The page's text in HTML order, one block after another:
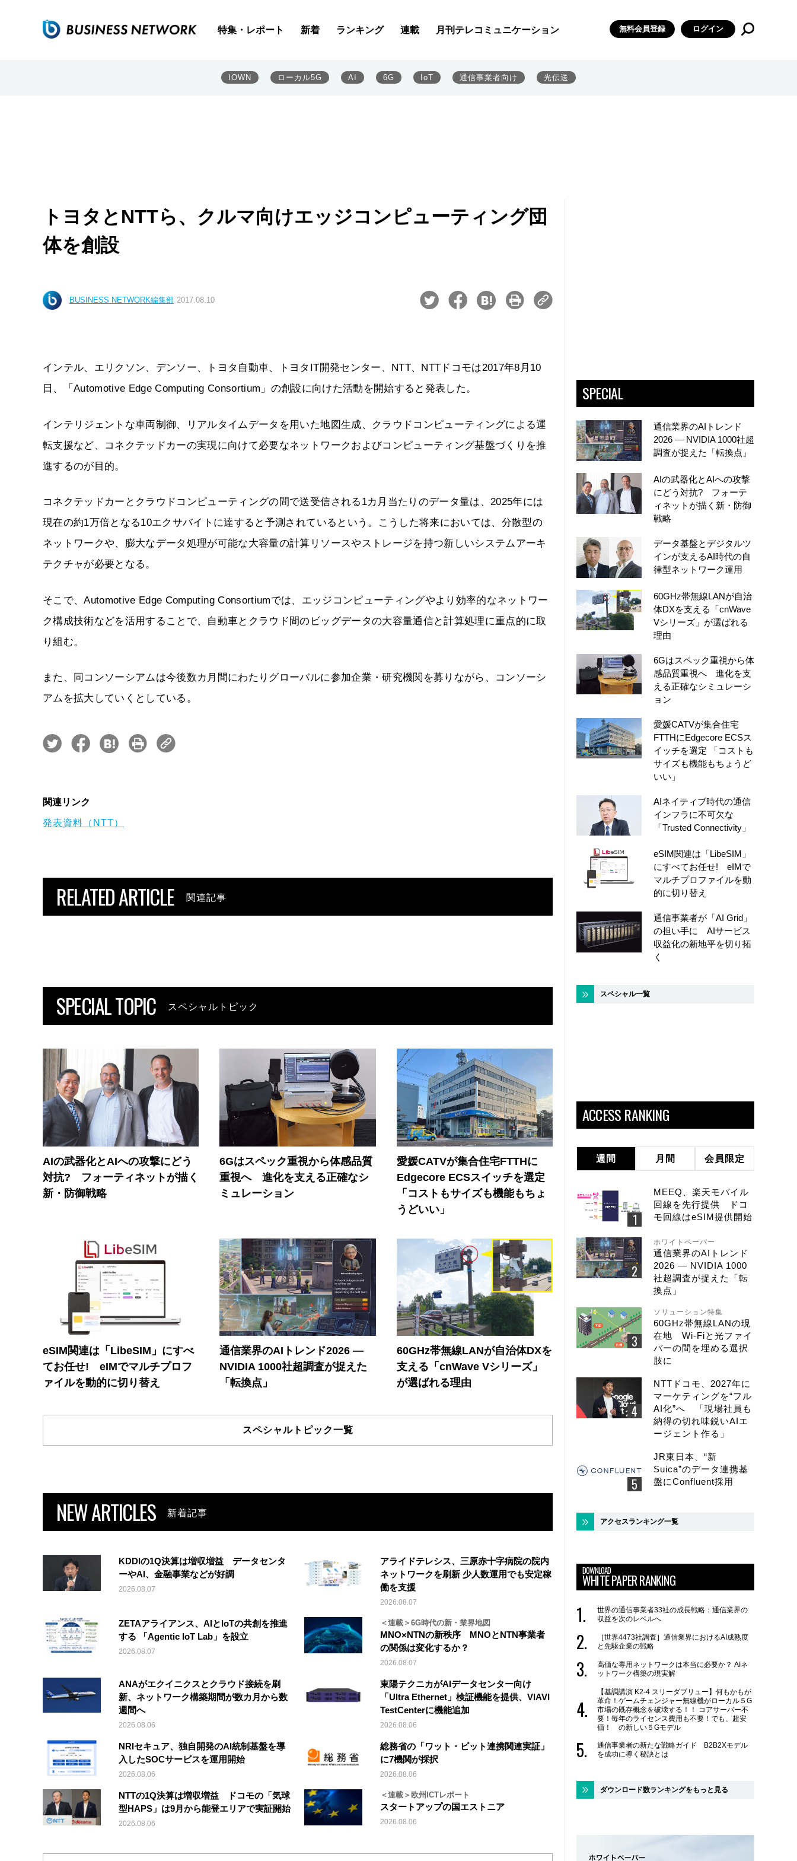
特集・レポート 新着 ランキング 連載 月刊テレコミュニケーション 無料会員登録 ログイン
IOWN ローカル5G AI 6G IoT 通信事業者向け 光伝送
トヨタとNTTら、クルマ向けエッジコンピューティング団
体を創設
BUSINESS NETWORK編集部 2017.08.10
インテル、エリクソン、デンソー、トヨタ自動車、トヨタIT開発センター、NTT、NTTドコモは2017年8月10
日、「Automotive Edge Computing Consortium」の創設に向けた活動を開始すると発表した。
インテリジェントな車両制御、リアルタイムデータを用いた地図生成、クラウドコンピューティングによる運
転支援など、コネクテッドカーの実現に向けて必要なネットワークおよびコンピューティング基盤づくりを推
進するのが目的。
コネクテッドカーとクラウドコンピューティングの間で送受信される1カ月当たりのデータ量は、2025年には
現在の約1万倍となる10エクサバイトに達すると予測されているという。こうした将来においては、分散型の
ネットワークや、膨大なデータ処理が可能な大容量の計算リソースやストレージを持つ新しいシステムアーキ
テクチャが必要となる。
そこで、Automotive Edge Computing Consortiumでは、エッジコンピューティングやより効率的なネットワー
ク構成技術などを活用することで、自動車とクラウド間のビッグデータの大容量通信と計算処理に重点的に取
り組む。
また、同コンソーシアムは今後数カ月間にわたりグローバルに参加企業・研究機関を募りながら、コンソーシ
アムを拡大していくとしている。
関連リンク
発表資料（NTT）
RELATED ARTICLE 関連記事
SPECIAL TOPIC スペシャルトピック
AIの武器化とAIへの攻撃にどう
対抗? フォーティネットが描く
新・防御戦略
6Gはスペック重視から体感品質
重視へ 進化を支える正確なシ
ミュレーション
愛媛CATVが集合住宅FTTHに
Edgecore ECSスイッチを選定
「コストもサイズも機能もちょ
うどいい」
eSIM関連は「LibeSIM」にすべ
てお任せ! eIMでマルチプロフ
ァイルを動的に切り替え
通信業界のAIトレンド2026 ―
NVIDIA 1000社超調査が捉えた
「転換点」
60GHz帯無線LANが自治体DXを
支える「cnWave Vシリーズ」
が選ばれる理由
スペシャルトピック一覧
NEW ARTICLES 新着記事
KDDIの1Q決算は増収増益 データセンタ
ーやAI、金融事業などが好調
2026.08.07
アライドテレシス、三原赤十字病院の院内
ネットワークを刷新 少人数運用でも安定稼
働を支援
2026.08.07
ZETAアライアンス、AIとIoTの共創を推進
する 「Agentic IoT Lab」を設立
2026.08.07
＜連載＞6G時代の新・業界地図
MNO×NTNの新秩序 MNOとNTN事業者
の関係は変化するか？
2026.08.07
ANAがエクイニクスとクラウド接続を刷
新、ネットワーク構築期間が数カ月から数
週間へ
2026.08.06
東陽テクニカがAIデータセンター向け
「Ultra Ethernet」検証機能を提供、VIAVI
TestCenterに機能追加
2026.08.06
NRIセキュア、独自開発のAI統制基盤を導
入したSOCサービスを運用開始
2026.08.06
総務省の「ワット・ビット連携関連実証」
に7機関が採択
2026.08.06
NTTの1Q決算は増収増益 ドコモの「気球
型HAPS」は9月から能登エリアで実証開始
2026.08.06
＜連載＞欧州ICTレポート
スタートアップの国エストニア
2026.08.06
SPECIAL
通信業界のAIトレンド
2026 ― NVIDIA 1000社超
調査が捉えた「転換点」
AIの武器化とAIへの攻撃
にどう対抗? フォーテ
ィネットが描く新・防御
戦略
データ基盤とデジタルツ
インが支えるAI時代の自
律型ネットワーク運用
60GHz帯無線LANが自治
体DXを支える「cnWave
Vシリーズ」が選ばれる
理由
6Gはスペック重視から体
感品質重視へ 進化を支
える正確なシミュレーシ
ョン
愛媛CATVが集合住宅
FTTHにEdgecore ECSス
イッチを選定 「コストも
サイズも機能もちょうど
いい」
AIネイティブ時代の通信
インフラに不可欠な
「Trusted Connectivity」
eSIM関連は「LibeSIM」
にすべてお任せ! eIMで
マルチプロファイルを動
的に切り替え
通信事業者が「AI Grid」
の担い手に AIサービス
収益化の新地平を切り拓
く
スペシャル一覧
ACCESS RANKING
週間 月間 会員限定
MEEQ、楽天モバイル
回線を先行提供 ドコ
モ回線はeSIM提供開始
ホワイトペーパー
通信業界のAIトレンド
2026 ― NVIDIA 1000
社超調査が捉えた「転
換点」
ソリューション特集
60GHz帯無線LANの現
在地 Wi-Fiと光ファイ
バーの間を埋める選択
肢に
NTTドコモ、2027年に
マーケティングを“フル
AI化”へ 「現場社員も
納得の切れ味鋭いAIエ
ージェント作る」
JR東日本、“新
Suica”のデータ連携基
盤にConfluent採用
アクセスランキング一覧
DOWNLOAD
WHITE PAPER RANKING
世界の通信事業者33社の成長戦略：通信業界の
収益を次のレベルへ
［世界4473社調査］通信業界におけるAI成熟度
と先駆企業の戦略
高価な専用ネットワークは本当に必要か？ AIネ
ットワーク構築の現実解
【基調講演 K2-4 スリーダブリュー】何もかもが
革命！ゲームチェンジャー無線機がローカル５G
市場の既存概念を破壊する！！ コアサーバー不
要！毎年のライセンス費用も不要！でも、超安
価！ の新しい５Gモデル
通信事業者の新たな戦略ガイド B2B2Xモデル
を成功に導く秘訣とは
ダウンロード数ランキングをもっと見る